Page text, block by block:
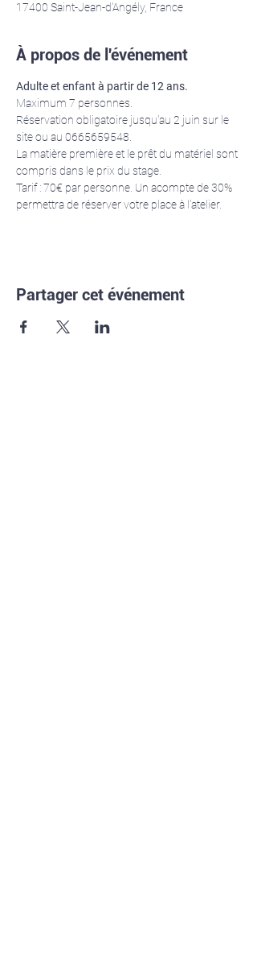
17400 Saint-Jean-d'Angély, France
À propos de l'événement
Adulte et enfant à partir de 12 ans.
Maximum 7 personnes.
Réservation obligatoire jusqu'au 2 juin sur le
site ou au 0665659548.
La matière première et le prêt du matériel sont
compris dans le prix du stage.
Tarif : 70€ par personne. Un acompte de 30%
permettra de réserver votre place à l'atelier.
Partager cet événement